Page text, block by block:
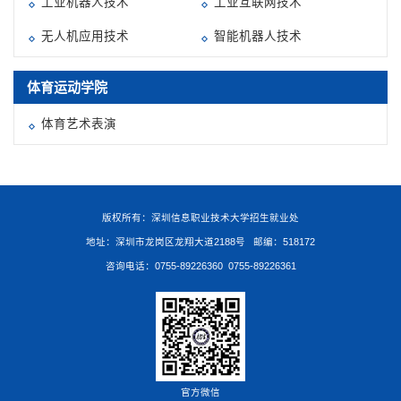
无人机应用技术 智能机器人技术
体育运动学院
体育艺术表演
版权所有：深圳信息职业技术大学招生就业处
地址：深圳市龙岗区龙翔大道2188号 邮编：518172
咨询电话：0755-89226360 0755-89226361
官方微信